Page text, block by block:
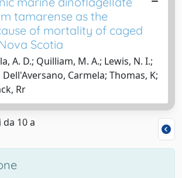
tamarense as the
of mortality of caged
Scotia
A. D.; Quilliam, M. A.; Lewis, N. I.;
Dell'Aversano, Carmela; Thomas, K;
Rr
10 a